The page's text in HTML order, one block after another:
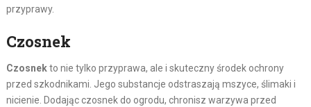
przyprawy.
Czosnek
Czosnekto nie tylko przyprawa, ale i skuteczny środek ochrony
przed szkodnikami. Jego substancje odstraszają mszyce, ślimaki i
nicienie. Dodając czosnek do ogrodu, chronisz warzywa przed